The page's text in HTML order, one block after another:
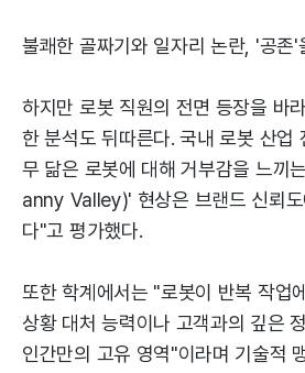
불쾌한 골짜기와 일자리 논란, '공존'
하지만 로봇 직원의 전면 등장을 바
한 분석도 뒤따른다. 국내 로봇 산업
무 닮은 로봇에 대해 거부감을 느끼
anny Valley)' 현상은 브랜드 신뢰
다"고 평가했다.
또한 학계에서는 "로봇이 반복 작업
상황 대처 능력이나 고객과의 깊은
인간만의 고유 영역"이라며 기술적